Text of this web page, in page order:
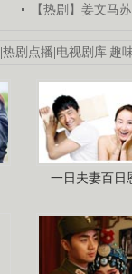
【热剧】姜文马
|热剧点播|电视剧库|趣
一日夫妻百日